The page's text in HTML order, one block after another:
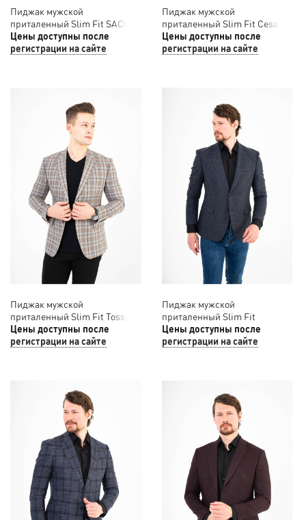
Пиджак мужской
приталенный Slim Fit SACO
12/039
Цены доступны после
регистрации на сайте
Пиджак мужской
приталенный Slim Fit Cesare
Mariano 12/038
Цены доступны после
регистрации на сайте
Пиджак мужской
приталенный Slim Fit Tossaro
12/037
Цены доступны после
регистрации на сайте
Пиджак мужской
приталенный Slim Fit
SLAVASIO 12/036
Цены доступны после
регистрации на сайте